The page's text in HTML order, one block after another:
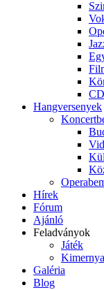
Hangversenyek
Hírek
Fórum
Ajánló
Feladványok
Játék
Galéria
Blog